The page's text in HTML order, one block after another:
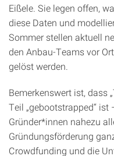
Eißele. Sie legen offen,
diese Daten und
Sommer stellen aktuell
den Anbau-Teams vor
gelöst werden.
Bemerkenswert ist, dass
Teil „gebootstrapped“
Gründer*innen nahezu
Gründungsförderung
Crowdfunding und die